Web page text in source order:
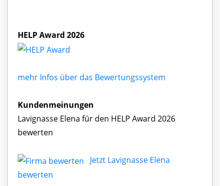
HELP Award 2026
mehr Infos über das Bewertungssystem
Kundenmeinungen
Lavignasse Elena für den HELP Award 2026
bewerten
Jetzt Lavignasse Elena
bewerten